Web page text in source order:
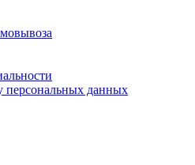
персональных данных